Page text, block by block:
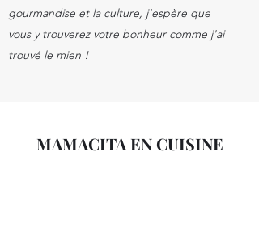
gourmandise et la culture, j'espère que
vous y trouverez votre bonheur comme j'ai
trouvé le mien !
MAMACITA EN CUISINE